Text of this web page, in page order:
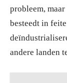
probleem,
besteedt in
andere landen